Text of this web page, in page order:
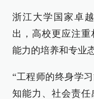
浙江大学国家卓
出，高校更应注
能力的培养和专业
“工程师的终身学
知能力、社会责任